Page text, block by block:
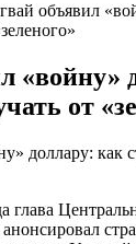
объявил
«войну»
от
глава
анонсировал